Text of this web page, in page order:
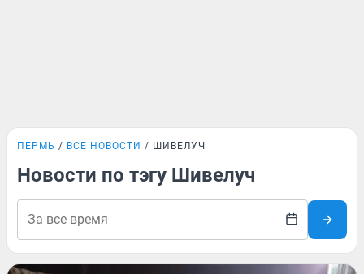
ПЕРМЬ ВСЕ НОВОСТИ ШИВЕЛУЧ
Новости по тэгу Шивелуч